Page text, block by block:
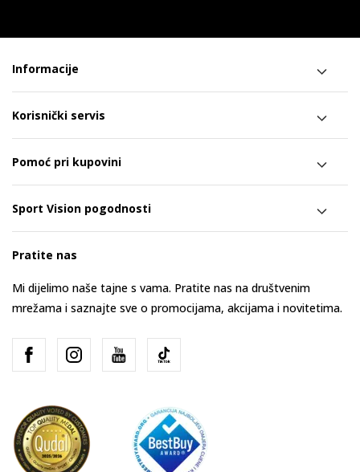
Informacije
Korisnički servis
Pomoć pri kupovini
Sport Vision pogodnosti
Pratite nas
Mi dijelimo naše tajne s vama. Pratite nas na društvenim
mrežama i saznajte sve o promocijama, akcijama i novitetima.